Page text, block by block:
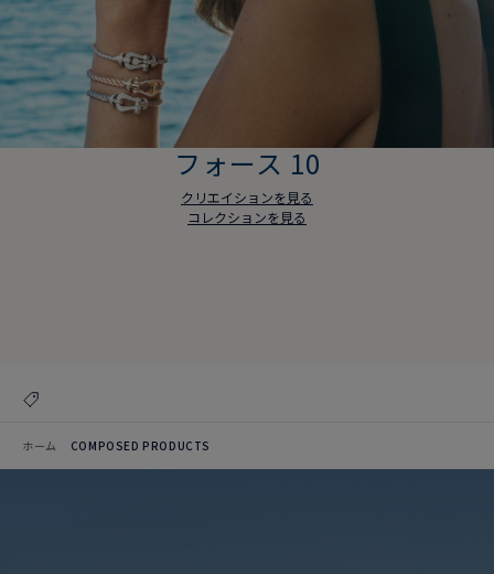
フォース 10
クリエイションを見る
コレクションを見る
ホーム COMPOSED PRODUCTS